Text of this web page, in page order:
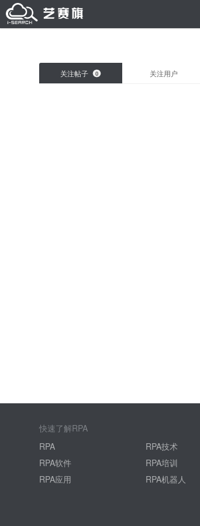
关注帖子 0 关注用户
快速了解RPA
RPA
RPA技术
RPA软件
RPA培训
RPA应用
RPA机器人